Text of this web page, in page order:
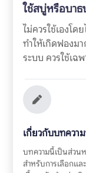
ใช้สบู่หรือบาธ
ไม่ควรใช้เองโ
ทำให้เกิดฟองม
ระบบ ควรใช้เฉ
เกี่ยวกับบทควา
บทความนี้เป็นส่วน
สำหรับการเลือกแล